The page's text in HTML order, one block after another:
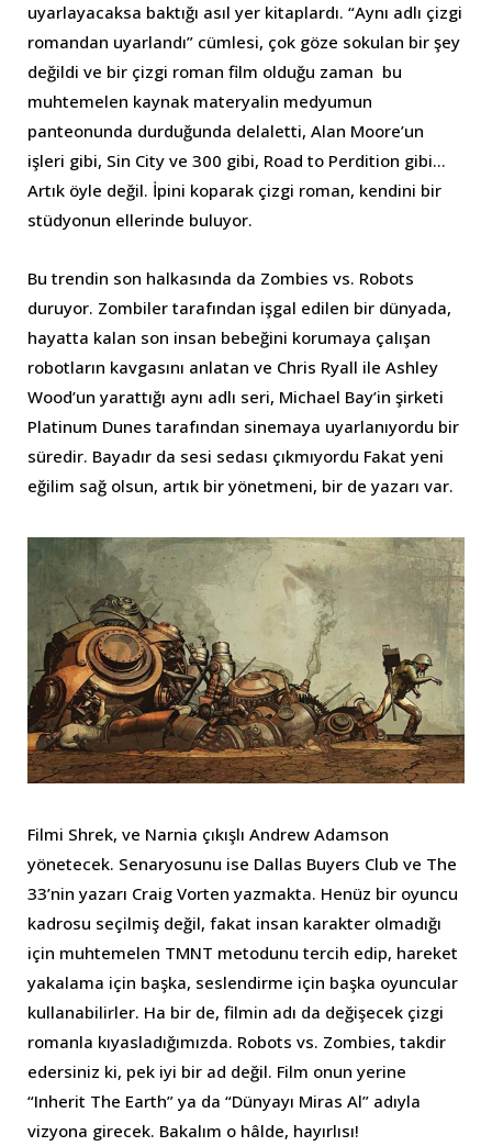
uyarlayacaksa baktığı asıl yer kitaplardı. “Aynı adlı çizgi
romandan uyarlandı” cümlesi, çok göze sokulan bir şey
değildi ve bir çizgi roman film olduğu zaman bu
muhtemelen kaynak materyalin medyumun
panteonunda durduğunda delaletti, Alan Moore’un
işleri gibi, Sin City ve 300 gibi, Road to Perdition gibi…
Artık öyle değil. İpini koparak çizgi roman, kendini bir
stüdyonun ellerinde buluyor.
Bu trendin son halkasında da Zombies vs. Robots
duruyor. Zombiler tarafından işgal edilen bir dünyada,
hayatta kalan son insan bebeğini korumaya çalışan
robotların kavgasını anlatan ve Chris Ryall ile Ashley
Wood’un yarattığı aynı adlı seri, Michael Bay’in şirketi
Platinum Dunes tarafından sinemaya uyarlanıyordu bir
süredir. Bayadır da sesi sedası çıkmıyordu Fakat yeni
eğilim sağ olsun, artık bir yönetmeni, bir de yazarı var.
Filmi Shrek, ve Narnia çıkışlı Andrew Adamson
yönetecek. Senaryosunu ise Dallas Buyers Club ve The
33’nin yazarı Craig Vorten yazmakta. Henüz bir oyuncu
kadrosu seçilmiş değil, fakat insan karakter olmadığı
için muhtemelen TMNT metodunu tercih edip, hareket
yakalama için başka, seslendirme için başka oyuncular
kullanabilirler. Ha bir de, filmin adı da değişecek çizgi
romanla kıyasladığımızda. Robots vs. Zombies, takdir
edersiniz ki, pek iyi bir ad değil. Film onun yerine
“Inherit The Earth” ya da “Dünyayı Miras Al” adıyla
vizyona girecek. Bakalım o hâlde, hayırlısı!